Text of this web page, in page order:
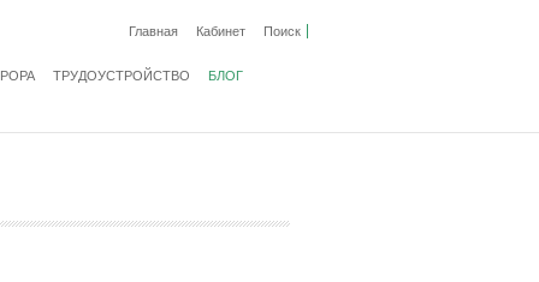
Главная Кабинет Поиск
ТРУДОУСТРОЙСТВО БЛОГ